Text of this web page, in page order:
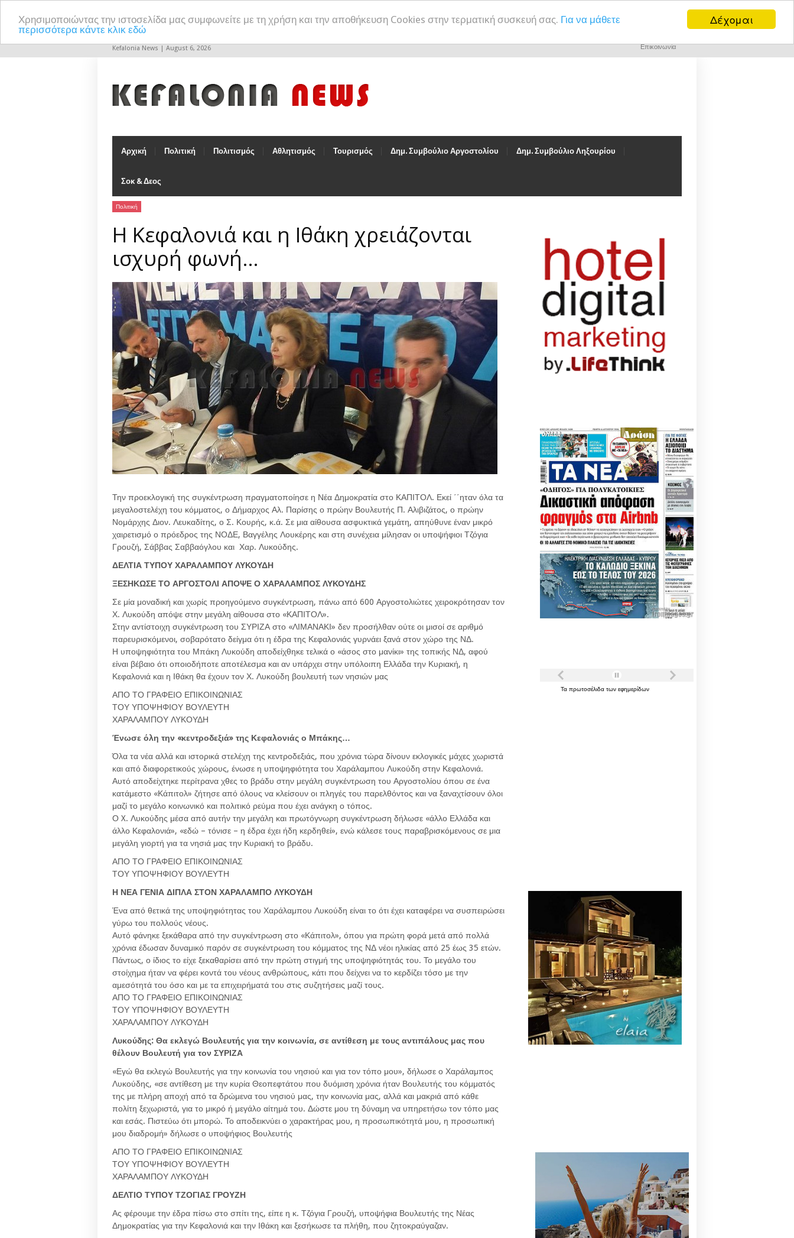
Δέχομαι
Χρησιμοποιώντας την ιστοσελίδα μας συμφωνείτε με τη χρήση και την αποθήκευση Cookies στην τερματική συσκευή σας. Για να μάθετε
περισσότερα κάντε κλικ εδώ
Kefalonia News | August 6, 2026 Επικοινωνία
Αρχική Πολιτική Πολιτισμός Αθλητισμός Τουρισμός Δημ. Συμβούλιο Αργοστολίου Δημ. Συμβούλιο Ληξουρίου
Σοκ & Δεος
Πολιτική
Η Κεφαλονιά και η Ιθάκη χρειάζονται
ισχυρή φωνή…
Την προεκλογική της συγκέντρωση πραγματοποίησε η Νέα Δημοκρατία στο ΚΑΠΙΤΟΛ. Εκεί ΄΄ηταν όλα τα
μεγαλοστελέχη του κόμματος, ο Δήμαρχος Αλ. Παρίσης ο πρώην Βουλευτής Π. Αλιβιζάτος, ο πρώην
Νομάρχης Διον. Λευκαδίτης, ο Σ. Κουρής, κ.ά. Σε μια αίθουσα ασφυκτικά γεμάτη, απηύθυνε έναν μικρό
χαιρετισμό ο πρόεδρος της ΝΟΔΕ, Βαγγέλης Λουκέρης και στη συνέχεια μίλησαν οι υποψήφιοι Τζόγια
Γρουζή, Σάββας Σαββαόγλου και Χαρ. Λυκούδης.
ΔΕΛΤΙΑ ΤΥΠΟΥ ΧΑΡΑΛΑΜΠΟΥ ΛΥΚΟΥΔΗ
ΞΕΣΗΚΩΣΕ ΤΟ ΑΡΓΟΣΤΟΛΙ ΑΠΟΨΕ Ο ΧΑΡΑΛΑΜΠΟΣ ΛΥΚΟΥΔΗΣ
Σε μία μοναδική και χωρίς προηγούμενο συγκέντρωση, πάνω από 600 Αργοστολιώτες χειροκρότησαν τον
Χ. Λυκούδη απόψε στην μεγάλη αίθουσα στο «ΚΑΠΙΤΟΛ».
Στην αντίστοιχη συγκέντρωση του ΣΥΡΙΖΑ στο «ΛΙΜΑΝΑΚΙ» δεν προσήλθαν ούτε οι μισοί σε αριθμό
παρευρισκόμενοι, σοβαρότατο δείγμα ότι η έδρα της Κεφαλονιάς γυρνάει ξανά στον χώρο της ΝΔ.
Η υποψηφιότητα του Μπάκη Λυκούδη αποδείχθηκε τελικά ο «άσος στο μανίκι» της τοπικής ΝΔ, αφού
είναι βέβαιο ότι οποιοδήποτε αποτέλεσμα και αν υπάρχει στην υπόλοιπη Ελλάδα την Κυριακή, η
Κεφαλονιά και η Ιθάκη θα έχουν τον Χ. Λυκούδη βουλευτή των νησιών μας
ΑΠΟ ΤΟ ΓΡΑΦΕΙΟ ΕΠΙΚΟΙΝΩΝΙΑΣ
ΤΟΥ ΥΠΟΨΗΦΙΟΥ ΒΟΥΛΕΥΤΗ
ΧΑΡΑΛΑΜΠΟΥ ΛΥΚΟΥΔΗ
Ένωσε όλη την «κεντροδεξιά» της Κεφαλονιάς ο Μπάκης…
Όλα τα νέα αλλά και ιστορικά στελέχη της κεντροδεξιάς, που χρόνια τώρα δίνουν εκλογικές μάχες χωριστά
και από διαφορετικούς χώρους, ένωσε η υποψηφιότητα του Χαράλαμπου Λυκούδη στην Κεφαλονιά.
Αυτό αποδείχτηκε περίτρανα χθες το βράδυ στην μεγάλη συγκέντρωση του Αργοστολίου όπου σε ένα
κατάμεστο «Κάπιτολ» ζήτησε από όλους να κλείσουν οι πληγές του παρελθόντος και να ξαναχτίσουν όλοι
μαζί το μεγάλο κοινωνικό και πολιτικό ρεύμα που έχει ανάγκη ο τόπος.
Ο X. Λυκούδης μέσα από αυτήν την μεγάλη και πρωτόγνωρη συγκέντρωση δήλωσε «άλλο Ελλάδα και
άλλο Κεφαλονιά», «εδώ – τόνισε – η έδρα έχει ήδη κερδηθεί», ενώ κάλεσε τους παραβρισκόμενους σε μια
μεγάλη γιορτή για τα νησιά μας την Κυριακή το βράδυ.
ΑΠΟ ΤΟ ΓΡΑΦΕΙΟ ΕΠΙΚΟΙΝΩΝΙΑΣ
ΤΟΥ ΥΠΟΨΗΦΙΟΥ ΒΟΥΛΕΥΤΗ
Η ΝΕΑ ΓΕΝΙΑ ΔΙΠΛΑ ΣΤΟΝ ΧΑΡΑΛΑΜΠΟ ΛΥΚΟΥΔΗ
Ένα από θετικά της υποψηφιότητας του Χαράλαμπου Λυκούδη είναι το ότι έχει καταφέρει να συσπειρώσει
γύρω του πολλούς νέους.
Αυτό φάνηκε ξεκάθαρα από την συγκέντρωση στο «Κάπιτολ», όπου για πρώτη φορά μετά από πολλά
χρόνια έδωσαν δυναμικό παρόν σε συγκέντρωση του κόμματος της ΝΔ νέοι ηλικίας από 25 έως 35 ετών.
Πάντως, ο ίδιος το είχε ξεκαθαρίσει από την πρώτη στιγμή της υποψηφιότητάς του. Το μεγάλο του
στοίχημα ήταν να φέρει κοντά του νέους ανθρώπους, κάτι που δείχνει να το κερδίζει τόσο με την
αμεσότητά του όσο και με τα επιχειρήματά του στις συζητήσεις μαζί τους.
ΑΠΟ ΤΟ ΓΡΑΦΕΙΟ ΕΠΙΚΟΙΝΩΝΙΑΣ
ΤΟΥ ΥΠΟΨΗΦΙΟΥ ΒΟΥΛΕΥΤΗ
ΧΑΡΑΛΑΜΠΟΥ ΛΥΚΟΥΔΗ
Λυκούδης: Θα εκλεγώ Βουλευτής για την κοινωνία, σε αντίθεση με τους αντιπάλους μας που
θέλουν Βουλευτή για τον ΣΥΡΙΖΑ
«Εγώ θα εκλεγώ Βουλευτής για την κοινωνία του νησιού και για τον τόπο μου», δήλωσε ο Χαράλαμπος
Λυκούδης, «σε αντίθεση με την κυρία Θεοπεφτάτου που δυόμιση χρόνια ήταν Βουλευτής του κόμματός
της με πλήρη αποχή από τα δρώμενα του νησιού μας, την κοινωνία μας, αλλά και μακριά από κάθε
πολίτη ξεχωριστά, για το μικρό ή μεγάλο αίτημά του. Δώστε μου τη δύναμη να υπηρετήσω τον τόπο μας
και εσάς. Πιστεύω ότι μπορώ. Το αποδεικνύει ο χαρακτήρας μου, η προσωπικότητά μου, η προσωπική
μου διαδρομή» δήλωσε ο υποψήφιος Βουλευτής
ΑΠΟ ΤΟ ΓΡΑΦΕΙΟ ΕΠΙΚΟΙΝΩΝΙΑΣ
ΤΟΥ ΥΠΟΨΗΦΙΟΥ ΒΟΥΛΕΥΤΗ
ΧΑΡΑΛΑΜΠΟΥ ΛΥΚΟΥΔΗ
ΔΕΛΤΙΟ ΤΥΠΟΥ ΤΖΟΓΙΑΣ ΓΡΟΥΖΗ
Ας φέρουμε την έδρα πίσω στο σπίτι της, είπε η κ. Τζόγια Γρουζή, υποψήφια Βουλευτής της Νέας
Δημοκρατίας για την Κεφαλονιά και την Ιθάκη και ξεσήκωσε τα πλήθη, που ζητοκραύγαζαν.
Τα πρωτοσέλιδα των εφημερίδων